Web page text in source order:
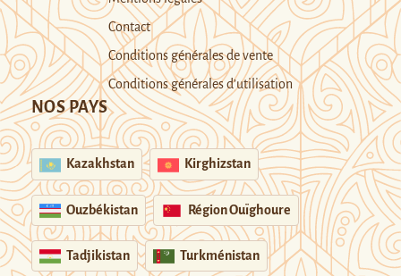
Contact
Conditions générales de vente
Conditions générales d’utilisation
NOS PAYS
Kazakhstan Kirghizstan
Ouzbékistan Région Ouïghoure
Tadjikistan Turkménistan